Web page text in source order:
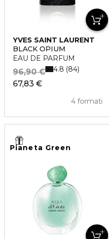
YVES SAINT LAURENT
BLACK OPIUM
EAU DE PARFUM
67,83 €
96,90 €
4 formati
4.8 84
Pianeta Green